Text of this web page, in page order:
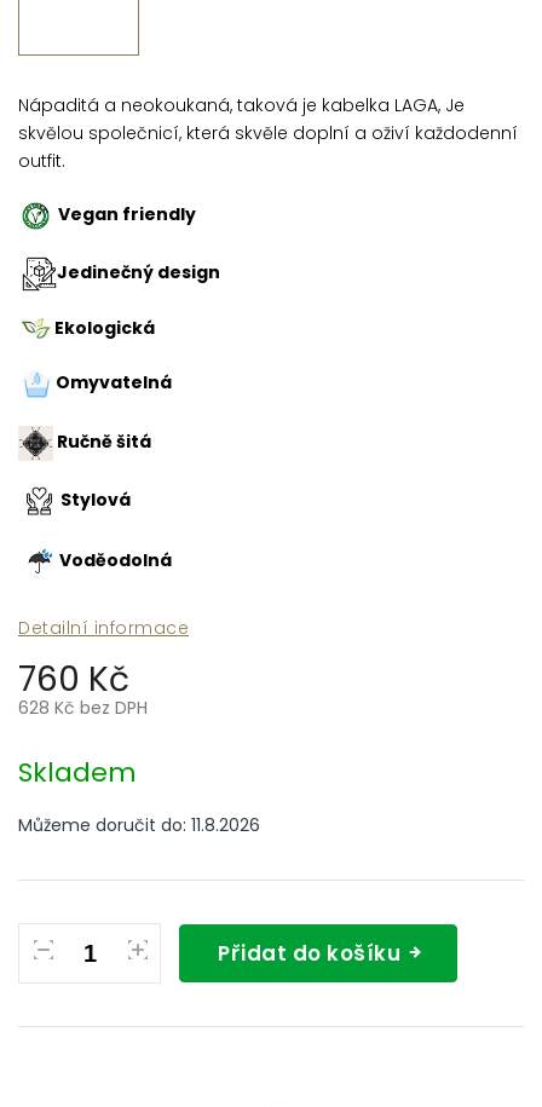
760 Kč
628 Kč bez DPH
cena:
Skladem
Můžeme doručit do: 11.8.2026
Přidat do košíku
Nápaditá a neokoukaná, taková je kabelka LAGA, Je
skvělou společnicí, která skvěle doplní a oživí každodenní
outfit.
Vegan friendly
Jedinečný design
Ekologická
Omyvatelná
Ručně šitá
Stylová
Voděodolná
Detailní informace